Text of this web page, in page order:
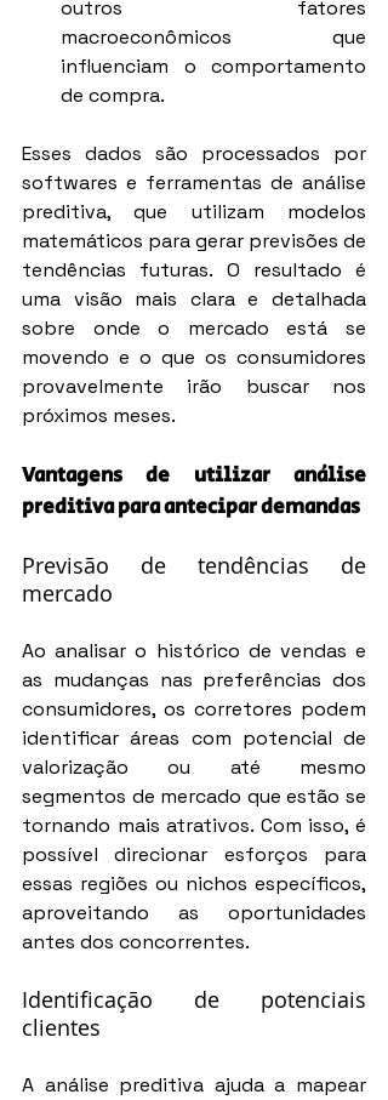
outros fatores
macroeconômicos que
influenciam o comportamento
de compra.
Esses dados são processados por
softwares e ferramentas de análise
preditiva, que utilizam modelos
matemáticos para gerar previsões de
tendências futuras. O resultado é
uma visão mais clara e detalhada
sobre onde o mercado está se
movendo e o que os consumidores
provavelmente irão buscar nos
próximos meses.
Vantagens de utilizar análise
preditiva para antecipar demandas
Previsão de tendências de
mercado
Ao analisar o histórico de vendas e
as mudanças nas preferências dos
consumidores, os corretores podem
identificar áreas com potencial de
valorização ou até mesmo
segmentos de mercado que estão se
tornando mais atrativos. Com isso, é
possível direcionar esforços para
essas regiões ou nichos específicos,
aproveitando as oportunidades
antes dos concorrentes.
Identificação de potenciais
clientes
A análise preditiva ajuda a mapear